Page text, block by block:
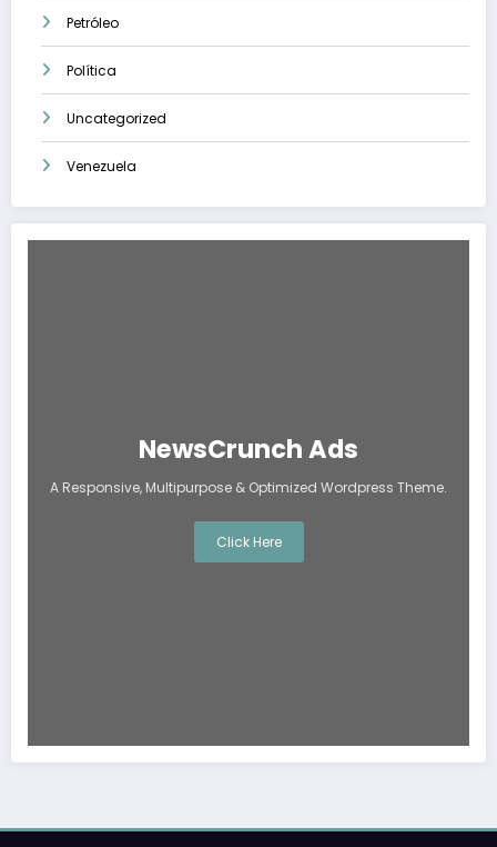
Petróleo
Política
Uncategorized
Venezuela
NewsCrunch Ads
A Responsive, Multipurpose & Optimized Wordpress Theme.
Click Here